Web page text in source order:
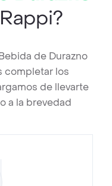
de Durazno
completar los
de llevarte
a la brevedad